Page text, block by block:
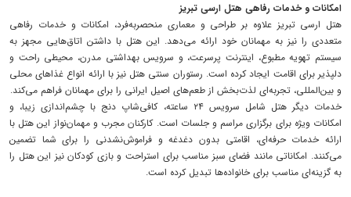
امکانات و خدمات رفاهی هتل ارسی تبریز
هتل ارسی تبریز علاوه بر طراحی و معماری منحصربه‌فرد، امکانات و خدمات رفاهی
متعددی را نیز به مهمانان خود ارائه می‌دهد. این هتل با داشتن اتاق‌هایی مجهز به
سیستم تهویه مطبوع، اینترنت پرسرعت، و سرویس بهداشتی مدرن، محیطی راحت و
دلپذیر برای اقامت ایجاد کرده است. رستوران سنتی هتل نیز با ارائه انواع غذاهای محلی
و بین‌المللی، تجربه‌ای لذت‌بخش از طعم‌های اصیل ایرانی را برای مهمانان فراهم می‌کند.
خدمات دیگر هتل شامل سرویس ۲۴ ساعته، کافی‌شاپ دنج با چشم‌اندازی زیبا، و
امکانات ویژه برای برگزاری مراسم و جلسات است. کارکنان مجرب و مهمان‌نواز این هتل با
ارائه خدمات حرفه‌ای، اقامتی بدون دغدغه و فراموش‌نشدنی را برای شما تضمین
می‌کنند. امکاناتی مانند فضای سبز مناسب برای استراحت و بازی کودکان نیز این هتل را
به گزینه‌ای مناسب برای خانواده‌ها تبدیل کرده است.